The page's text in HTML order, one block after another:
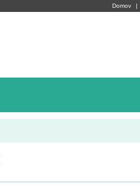
Domov |